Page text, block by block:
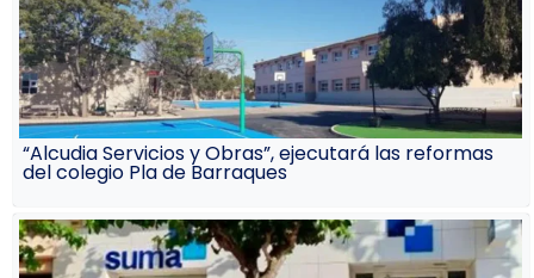
“Alcudia Servicios y Obras”, ejecutará las reformas
del colegio Pla de Barraques